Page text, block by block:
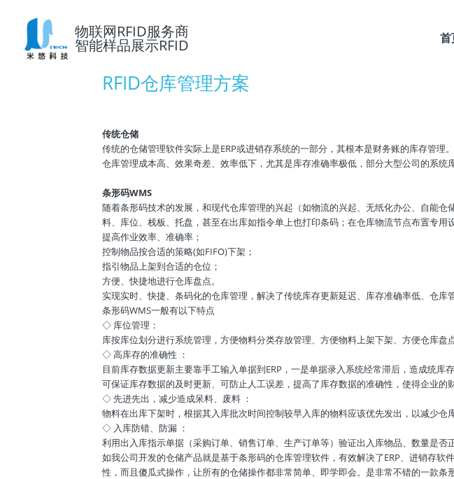
物联网RFID服务商
智能样品展示RFID 首
RFID仓库管理方案
传统仓储
传统的仓储管理软件实际上是ERP或进销存系统的一部分，其根本是财务账的库存管
仓库管理成本高、效果奇差、效率低下，尤其是库存准确率极低，部分大型公司的系统
条形码WMS
随着条形码技术的发展，和现代仓库管理的兴起（如物流的兴起、无纸化办公、自能
料、库位、栈板、托盘，甚至在出库如指令单上也打印条码；在仓库物流节点布置专
提高作业效率、准确率；
控制物品按合适的策略(如FIFO)下架；
指引物品上架到合适的仓位；
方便、快捷地进行仓库盘点。
实现实时、快捷、条码化的仓库管理，解决了传统库存更新延迟、库存准确率低、仓库
条形码WMS一般有以下特点
◇ 库位管理：
库按库位划分进行系统管理，方便物料分类存放管理、方便物料上架下架、方便仓库
◇ 高库存的准确性 ：
目前库存数据更新主要靠手工输入单据到ERP，一是单据录入系统经常滞后，造成统
可保证库存数据的及时更新、可防止人工误差，提高了库存数据的准确性，使得企业的
◇ 先进先出，减少造成呆料、废料 ：
物料在出库下架时，根据其入库批次时间控制较早入库的物料应该优先发出，以减少仓
◇ 入库防错、防漏 ：
利用出入库指示单据（采购订单、销售订单、生产订单等）验证出入库物品、数量是否
如我公司开发的仓储产品就是基于条形码的仓库管理软件，有效解决了ERP、进销存
性，而且傻瓜式操作，让所有的仓储操作都非常简单、即学即会。是非常不错的一款条